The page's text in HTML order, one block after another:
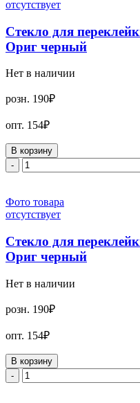
отсутствует
Стекло для
Ориг черный
Нет в наличии
розн. 190₽
опт. 154₽
В корзину
-
Фото товара
отсутствует
Стекло для
Ориг черный
Нет в наличии
розн. 190₽
опт. 154₽
В корзину
-